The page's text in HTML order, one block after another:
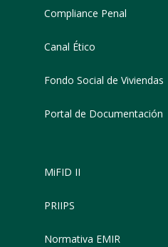
Compliance Penal
Canal Ético
Fondo Social de Viviendas
Portal de Documentación
MiFID II
PRIIPS
Normativa EMIR